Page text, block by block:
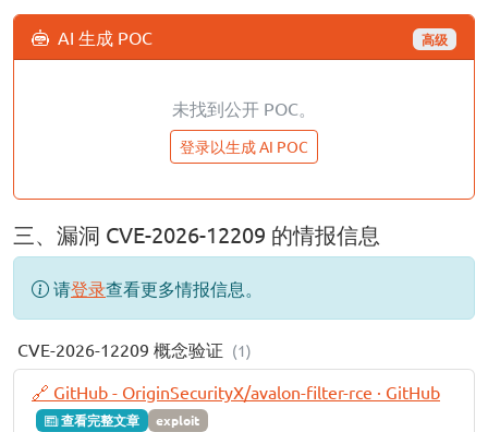
AI 生成 POC 高级
未找到公开 POC。
登录以生成 AI POC
三、漏洞 CVE-2026-12209 的情报信息
请登录查看更多情报信息。
CVE-2026-12209 概念验证 (1)
🔗 GitHub - OriginSecurityX/avalon-filter-rce · GitHub
查看完整文章 exploit